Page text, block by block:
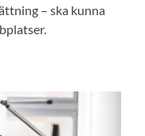
– ska kunna